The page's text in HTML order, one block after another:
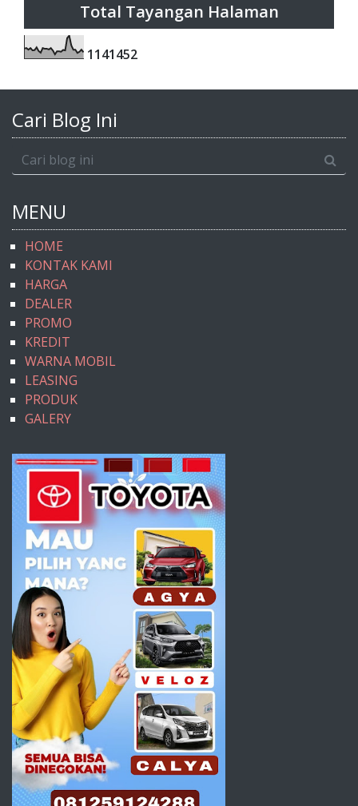
Total Tayangan Halaman
1141452
Cari Blog Ini
MENU
HOME
KONTAK KAMI
HARGA
DEALER
PROMO
KREDIT
WARNA MOBIL
LEASING
PRODUK
GALERY